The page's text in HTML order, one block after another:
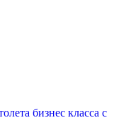
бизнес класса с